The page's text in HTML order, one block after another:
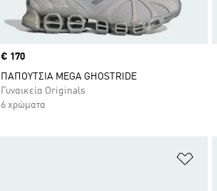
Price
€ 170
ΠΑΠΟΥΤΣΙΑ MEGA GHOSTRIDE
Γυναικεία Originals
6 χρώματα